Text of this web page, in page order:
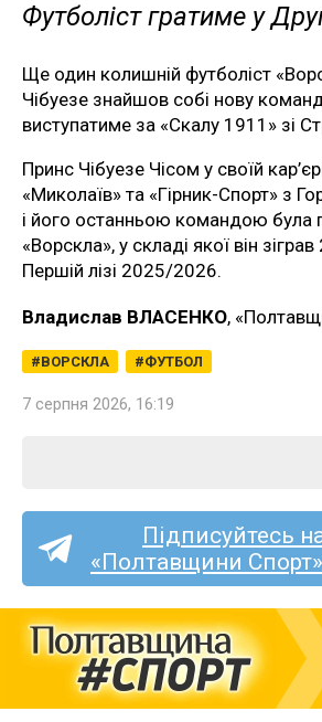
Футболіст гратиме у
Ще один колишній футболіст
Чібуезе знайшов собі нову
виступатиме за «Скалу 1911» зі
Принс Чібуезе Чісом у своїй
«Миколаїв» та «Гірник-Спорт» з
і його останньою командою була
«Ворскла», у складі якої він
Першій лізі 2025/2026.
Владислав ВЛАСЕНКО,
ВОРСКЛА ФУТБОЛ
7 серпня 2026, 16:19
Підписуйтесь
«Полтавщини